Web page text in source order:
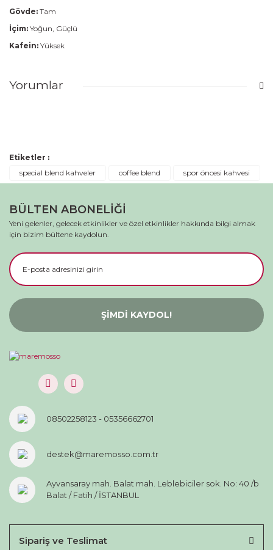
Gövde: Tam
İçim: Yoğun, Güçlü
Kafein: Yüksek
Yorumlar
Etiketler :
special blend kahveler
coffee blend spor öncesi kahvesi
BÜLTEN ABONELİĞİ
Yeni gelenler, gelecek etkinlikler ve özel etkinlikler hakkında bilgi almak
için bizim bültene kaydolun.
ŞİMDİ KAYDOL!
08502258123 - 05356662701
destek@maremosso.com.tr
Ayvansaray mah. Balat mah. Leblebiciler sok. No: 40 /b
Balat / Fatih / İSTANBUL
Sipariş ve Teslimat